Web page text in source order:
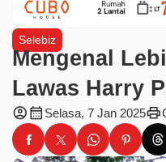
Selebiz
Mengenal
Lawas Harry
account_circlecalendar_month Selasa, 7 Jan 2025print